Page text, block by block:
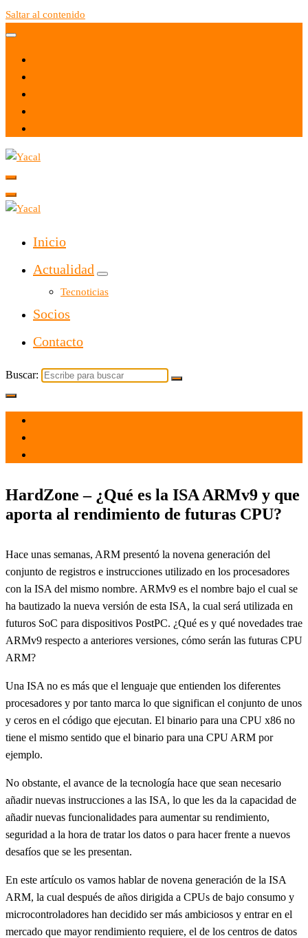
Saltar al contenido
Yacal micro hosting
Inicio
Actualidad
Tecnoticias
Socios
Contacto
Buscar:
HardZone – ¿Qué es la ISA ARMv9 y que
aporta al rendimiento de futuras CPU?
Hace unas semanas, ARM presentó la novena generación del
conjunto de registros e instrucciones utilizado en los procesadores
con la ISA del mismo nombre. ARMv9 es el nombre bajo el cual se
ha bautizado la nueva versión de esta ISA, la cual será utilizada en
futuros SoC para dispositivos PostPC. ¿Qué es y qué novedades trae
ARMv9 respecto a anteriores versiones, cómo serán las futuras CPU
ARM?
Una ISA no es más que el lenguaje que entienden los diferentes
procesadores y por tanto marca lo que significan el conjunto de unos
y ceros en el código que ejecutan. El binario para una CPU x86 no
tiene el mismo sentido que el binario para una CPU ARM por
ejemplo.
No obstante, el avance de la tecnología hace que sean necesario
añadir nuevas instrucciones a las ISA, lo que les da la capacidad de
añadir nuevas funcionalidades para aumentar su rendimiento,
seguridad a la hora de tratar los datos o para hacer frente a nuevos
desafíos que se les presentan.
En este artículo os vamos hablar de novena generación de la ISA
ARM, la cual después de años dirigida a CPUs de bajo consumo y
microcontroladores han decidido ser más ambiciosos y entrar en el
mercado que mayor rendimiento requiere, el de los centros de datos